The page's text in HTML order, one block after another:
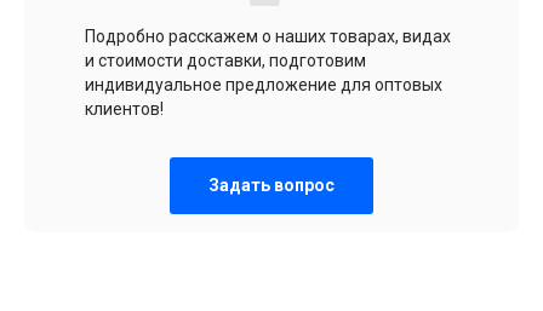
Подробно расскажем о наших товарах, видах
и стоимости доставки, подготовим
индивидуальное предложение для оптовых
клиентов!
Задать вопрос